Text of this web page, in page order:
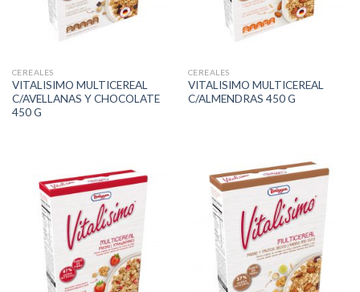
CEREALES
VITALISIMO MULTICEREAL
C/AVELLANAS Y CHOCOLATE
450 G
CEREALES
VITALISIMO MULTICEREAL
C/ALMENDRAS 450 G